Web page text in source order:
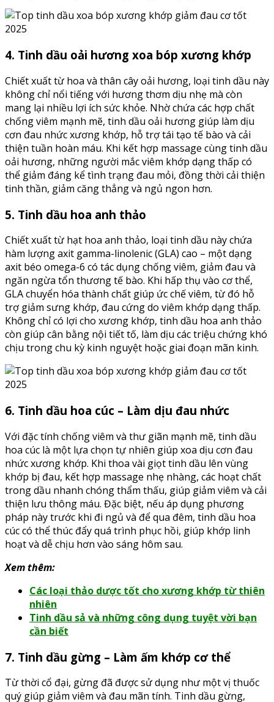
4. Tinh dầu oải hương xoa bóp xương khớp
Chiết xuất từ hoa và thân cây oải hương, loại tinh dầu này
không chỉ nổi tiếng với hương thơm dịu nhẹ mà còn
mang lại nhiều lợi ích sức khỏe. Nhờ chứa các hợp chất
chống viêm mạnh mẽ, tinh dầu oải hương giúp làm dịu
cơn đau nhức xương khớp, hỗ trợ tái tạo tế bào và cải
thiện tuần hoàn máu. Khi kết hợp massage cùng tinh dầu
oải hương, những người mắc viêm khớp dạng thấp có
thể giảm đáng kể tình trạng đau mỏi, đồng thời cải thiện
tinh thần, giảm căng thẳng và ngủ ngon hơn.
5. Tinh dầu hoa anh thảo
Chiết xuất từ hạt hoa anh thảo, loại tinh dầu này chứa
hàm lượng axit gamma-linolenic (GLA) cao – một dạng
axit béo omega-6 có tác dụng chống viêm, giảm đau và
ngăn ngừa tổn thương tế bào. Khi hấp thụ vào cơ thể,
GLA chuyển hóa thành chất giúp ức chế viêm, từ đó hỗ
trợ giảm sưng khớp, đau cứng do viêm khớp dạng thấp.
Không chỉ có lợi cho xương khớp, tinh dầu hoa anh thảo
còn giúp cân bằng nội tiết tố, làm dịu các triệu chứng khó
chịu trong chu kỳ kinh nguyệt hoặc giai đoạn mãn kinh.
6. Tinh dầu hoa cúc – Làm dịu đau nhức
Với đặc tính chống viêm và thư giãn mạnh mẽ, tinh dầu
hoa cúc là một lựa chọn tự nhiên giúp xoa dịu cơn đau
nhức xương khớp. Khi thoa vài giọt tinh dầu lên vùng
khớp bị đau, kết hợp massage nhẹ nhàng, các hoạt chất
trong dầu nhanh chóng thẩm thấu, giúp giảm viêm và cải
thiện lưu thông máu. Đặc biệt, nếu áp dụng phương
pháp này trước khi đi ngủ và để qua đêm, tinh dầu hoa
cúc có thể thúc đẩy quá trình phục hồi, giúp khớp linh
hoạt và dễ chịu hơn vào sáng hôm sau.
Xem thêm:
Các loại thảo dược tốt cho xương khớp từ thiên
nhiên
Tinh dầu sả và những công dụng tuyệt vời bạn
cần biết
7. Tinh dầu gừng – Làm ấm khớp cơ thể
Từ thời cổ đại, gừng đã được sử dụng như một vị thuốc
quý giúp giảm viêm và đau mãn tính. Tinh dầu gừng,